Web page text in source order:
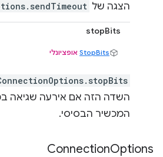
הצגה של
stopBits
StopBits אופציונלי
השדה הזה אם אירעה שגיאה
המכשיר הבסיסי.
ConnectionOptions